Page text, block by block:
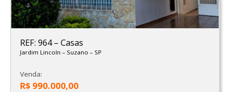
REF: 964– Casas
Jardim Lincoln – Suzano – SP
Venda:
R$ 990.000,00